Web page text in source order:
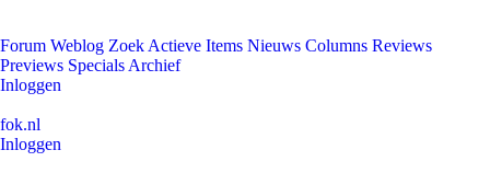
Forum Weblog Zoek Actieve Items Nieuws Columns Reviews
Previews Specials Archief
Inloggen
fok.nl
Inloggen